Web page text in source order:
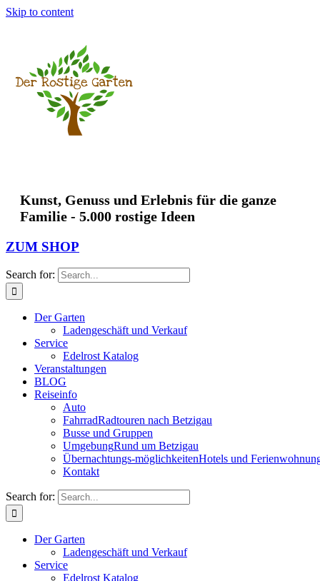
Skip to content
Kunst, Genuss und Erlebnis für die ganze
Familie - 5.000 rostige Ideen
ZUM SHOP
Search for:
Der Garten
Ladengeschäft und Verkauf
Service
Edelrost Katalog
Veranstaltungen
BLOG
Reiseinfo
Auto
FahrradRadtouren nach Betzigau
Busse und Gruppen
UmgebungRund um Betzigau
Übernachtungs-möglichkeitenHotels und
Kontakt
Search for:
Der Garten
Ladengeschäft und Verkauf
Service
Edelrost Katalog